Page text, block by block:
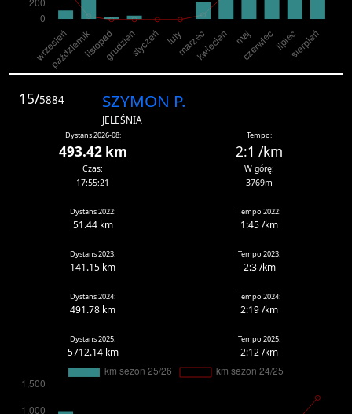
15/5884 SZYMON P.
JELEŚNIA
Dystans 2026-08:
493.42 km
Tempo:
2:1 /km
Czas:
17:55:21
W górę:
3769m
Dystans 2022:
51.44 km
Tempo 2022:
1:45 /km
Dystans 2023:
141.15 km
Tempo 2023:
2:3 /km
Dystans 2024:
491.78 km
Tempo 2024:
2:19 /km
Dystans 2025:
5712.14 km
Tempo 2025:
2:12 /km